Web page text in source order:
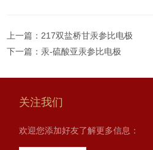
上一篇：217双盐桥甘汞参比电极
下一篇： 汞-硫酸亚汞参比电极
关注我们
欢迎您添加好友了解更多信息：